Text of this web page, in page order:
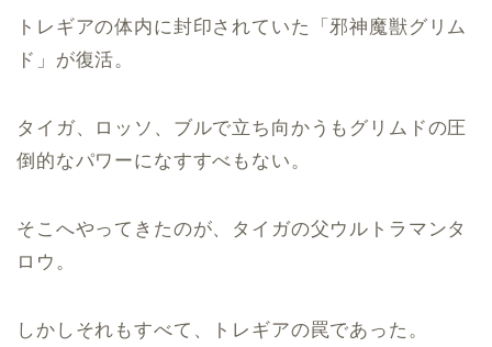
トレギアの体内に封印されていた「邪神魔獣グリム
ド」が復活。
タイガ、ロッソ、ブルで立ち向かうもグリムドの圧
倒的なパワーになすすべもない。
そこへやってきたのが、タイガの父ウルトラマンタ
ロウ。
しかしそれもすべて、トレギアの罠であった。